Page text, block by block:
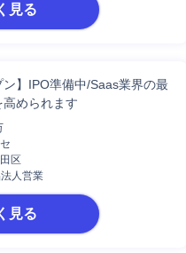
見る
ン】IPO準備中/Saas業界の最
められます
区
人営業
見る